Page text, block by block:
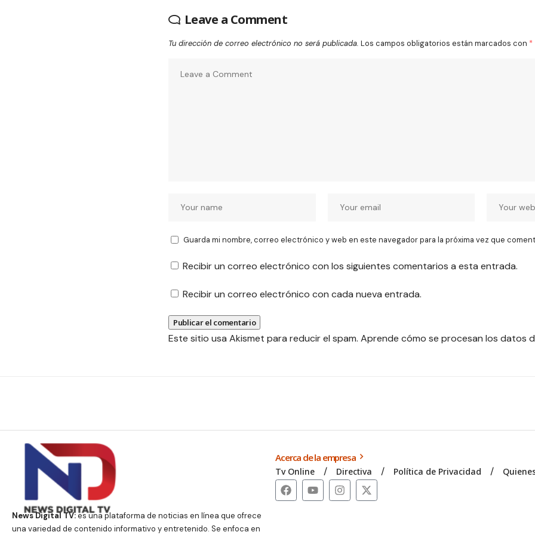
Leave a Comment
Tu dirección de correo electrónico no será publicada. Los campos obligatorios están marcados con *
Guarda mi nombre, correo electrónico y web en este navegador para la próxima vez que
Recibir un correo electrónico con los siguientes comentarios a esta entrada.
Recibir un correo electrónico con cada nueva entrada.
Este sitio usa Akismet para reducir el spam. Aprende cómo se procesan los datos
News Digital TV:es una plataforma de noticias en línea que ofrece
una variedad de contenido informativo y entretenido. Se enfoca en
Acerca de la empresa
Tv Online Directiva Política de Privacidad